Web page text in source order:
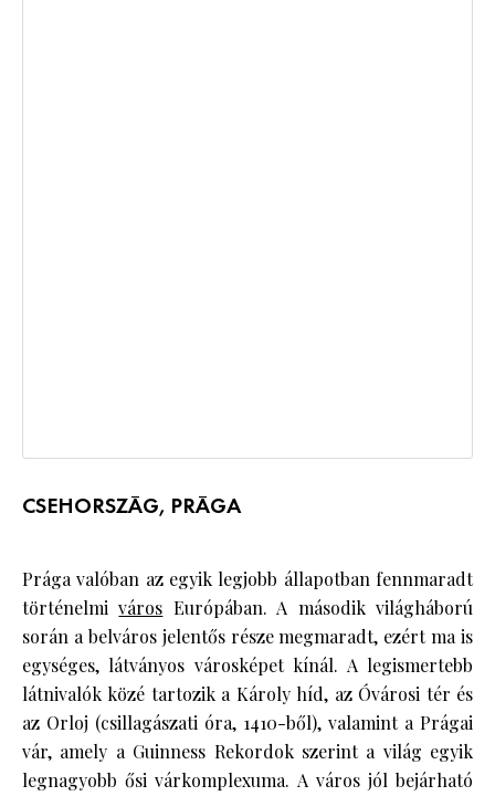
CSEHORSZÁG, PRÁGA
Prága valóban az egyik legjobb állapotban fennmaradt
történelmiváros Európában. A második világháború
során a belváros jelentős része megmaradt, ezért ma is
egységes, látványos városképet kínál. A legismertebb
látnivalók közé tartozik a Károly híd, az Óvárosi tér és
az Orloj (csillagászati óra, 1410-ből), valamint a Prágai
vár, amely a Guinness Rekordok szerint a világ egyik
legnagyobb ősi várkomplexuma. A város jól bejárható